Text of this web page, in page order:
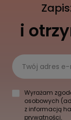
i
Twój adres
Wyrażam
osobowych
z informacją
prywatności.